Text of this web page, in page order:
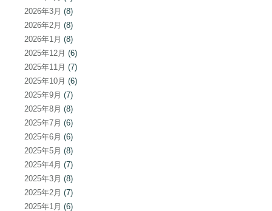
2026年3月 (8)
2026年2月 (8)
2026年1月 (8)
2025年12月 (6)
2025年11月 (7)
2025年10月 (6)
2025年9月 (7)
2025年8月 (8)
2025年7月 (6)
2025年6月 (6)
2025年5月 (8)
2025年4月 (7)
2025年3月 (8)
2025年2月 (7)
2025年1月 (6)